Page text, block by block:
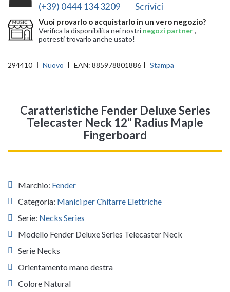
(+39) 0444 134 3209 Scrivici
Vuoi provarlo o acquistarlo in un vero negozio?
Verifica la disponibilita nei nostri negozi partner,
potresti trovarlo anche usato!
294410 Nuovo EAN: 885978801886 Stampa
Caratteristiche Fender Deluxe Series
Telecaster Neck 12" Radius Maple
Fingerboard
Marchio: Fender
Categoria: Manici per Chitarre Elettriche
Serie: Necks Series
Modello Fender Deluxe Series Telecaster Neck
Serie Necks
Orientamento mano destra
Colore Natural